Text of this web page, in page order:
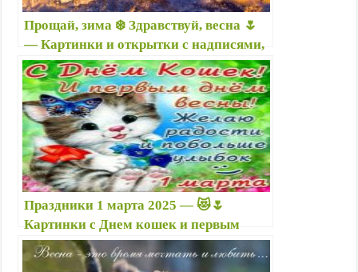
Прощай, зима ❄️ Здравствуй, весна 🌷
— Картинки и открытки с надписями,
стихи с последним днем зимы
Праздники 1 марта 2025 — 😻🌷
Картинки с Днем кошек и первым
днем весны, открытки с надписями и
поздравлениями, стихи